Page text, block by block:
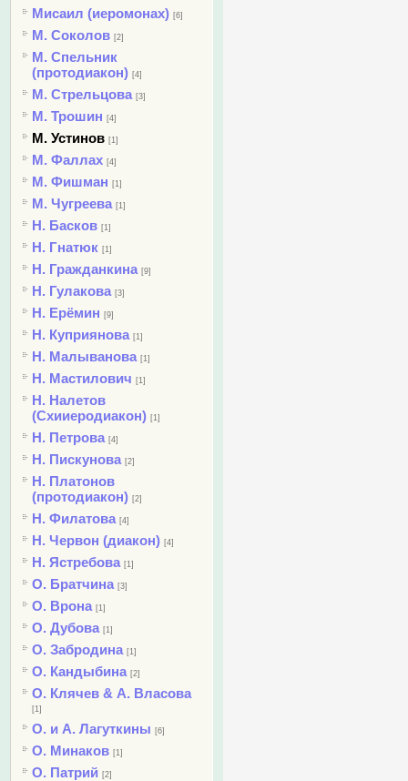
Мисаил (иеромонах) [6]
М. Соколов [2]
М. Спельник
(протодиакон) [4]
М. Стрельцова [3]
М. Трошин [4]
М. Устинов [1]
М. Фаллах [4]
М. Фишман [1]
М. Чугреева [1]
Н. Басков [1]
Н. Гнатюк [1]
Н. Гражданкина [9]
Н. Гулакова [3]
Н. Ерёмин [9]
Н. Куприянова [1]
Н. Малыванова [1]
Н. Мастилович [1]
Н. Налетов
(Схииеродиакон) [1]
Н. Петрова [4]
Н. Пискунова [2]
Н. Платонов
(протодиакон) [2]
Н. Филатова [4]
Н. Червон (диакон) [4]
Н. Ястребова [1]
О. Братчина [3]
О. Врона [1]
О. Дубова [1]
О. Забродина [1]
О. Кандыбина [2]
О. Клячев & А. Власова
[1]
О. и А. Лагуткины [6]
О. Минаков [1]
О. Патрий [2]